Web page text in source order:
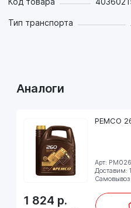
Тип транспорта
Аналоги
PEMCO
Арт:
Доставим:
1 824 р.